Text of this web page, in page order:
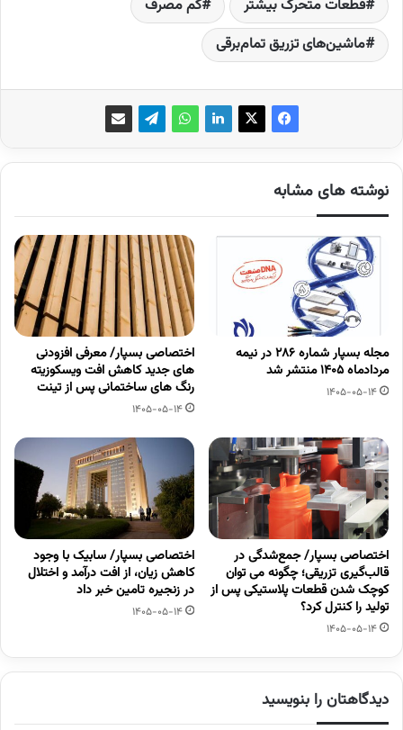
قطعات متحرک بیشتر
کم مصرف
ماشین‌های تزریق تمام‌برقی
نوشته های مشابه
مجله بسپار شماره 286 در نیمه
مردادماه 1405 منتشر شد
1405-05-14
اختصاصی بسپار/ معرفی افزودنی
های جدید کاهش افت ویسکوزیته
رنگ های ساختمانی پس از تینت
1405-05-14
اختصاصی بسپار/ جمع‌شدگی در
قالب‌گیری تزریقی؛ چگونه می توان
کوچک شدن قطعات پلاستیکی پس از
تولید را کنترل کرد؟
1405-05-14
اختصاصی بسپار/ سابیک با وجود
کاهش زیان، از افت درآمد و اختلال
در زنجیره تامین خبر داد
1405-05-14
دیدگاهتان را بنویسید